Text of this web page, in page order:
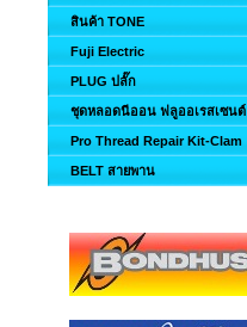
สินค้า TONE
Fuji Electric
PLUG ปลั๊ก
ชุดหลอดนีออน ฟลูออเรสเซนต์
Pro Thread Repair Kit-Clam
BELT สายพาน